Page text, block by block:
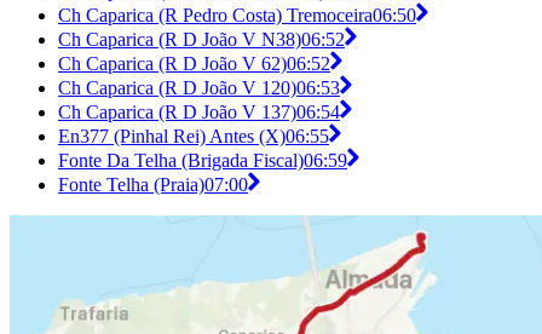
Ch Caparica (R Pedro Costa) Tremoceira06:50
Ch Caparica (R D João V N38)06:52
Ch Caparica (R D João V 62)06:52
Ch Caparica (R D João V 120)06:53
Ch Caparica (R D João V 137)06:54
En377 (Pinhal Rei) Antes (X)06:55
Fonte Da Telha (Brigada Fiscal)06:59
Fonte Telha (Praia)07:00